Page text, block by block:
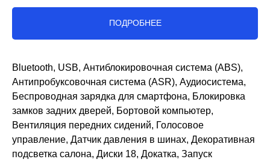
ПОДРОБНЕЕ
Bluetooth, USB, Антиблокировочная система (ABS),
Антипробуксовочная система (ASR), Аудиосистема,
Беспроводная зарядка для смартфона, Блокировка
замков задних дверей, Бортовой компьютер,
Вентиляция передних сидений, Голосовое
управление, Датчик давления в шинах, Декоративная
подсветка салона, Диски 18, Докатка, Запуск